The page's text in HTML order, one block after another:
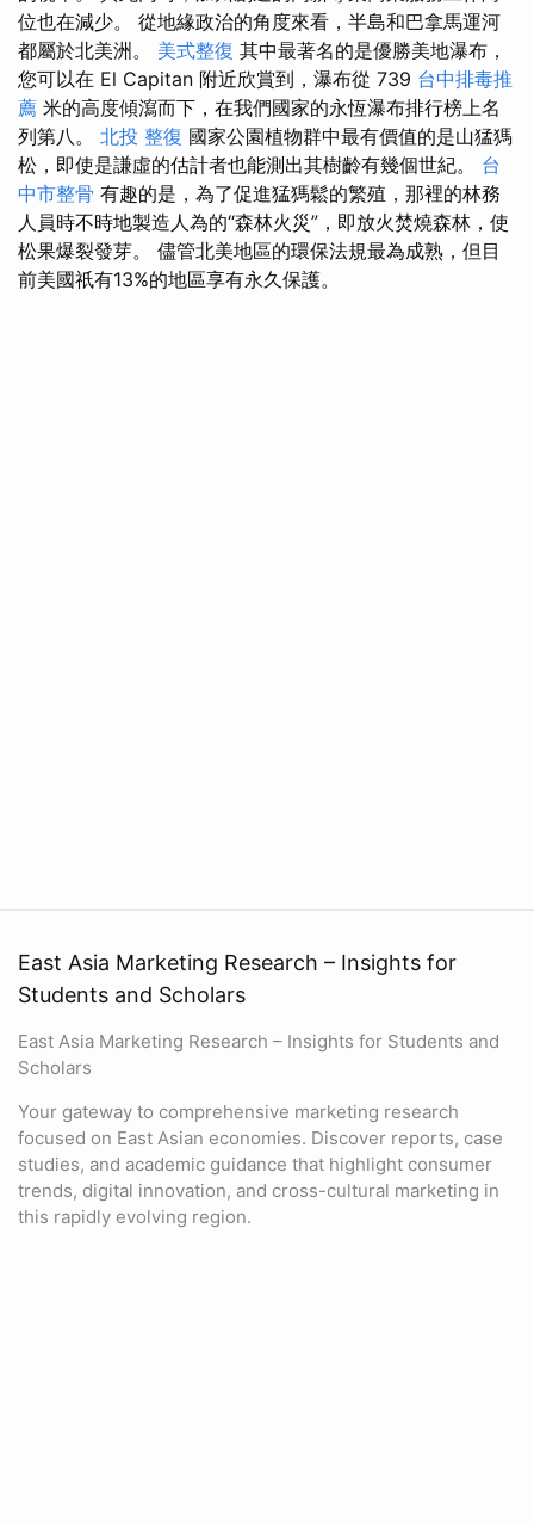
位也在減少。 從地緣政治的角度來看，半島和巴拿馬運河
都屬於北美洲。 美式整復 其中最著名的是優勝美地瀑布，
您可以在 El Capitan 附近欣賞到，瀑布從 739 台中排毒推
薦 米的高度傾瀉而下，在我們國家的永恆瀑布排行榜上名
列第八。 北投 整復 國家公園植物群中最有價值的是山猛獁
松，即使是謙虛的估計者也能測出其樹齡有幾個世紀。 台
中市整骨 有趣的是，為了促進猛獁鬆的繁殖，那裡的林務
人員時不時地製造人為的“森林火災”，即放火焚燒森林，使
松果爆裂發芽。 儘管北美地區的環保法規最為成熟，但目
前美國祇有13%的地區享有永久保護。
East Asia Marketing Research – Insights for
Students and Scholars
East Asia Marketing Research – Insights for Students and
Scholars
Your gateway to comprehensive marketing research
focused on East Asian economies. Discover reports, case
studies, and academic guidance that highlight consumer
trends, digital innovation, and cross-cultural marketing in
this rapidly evolving region.